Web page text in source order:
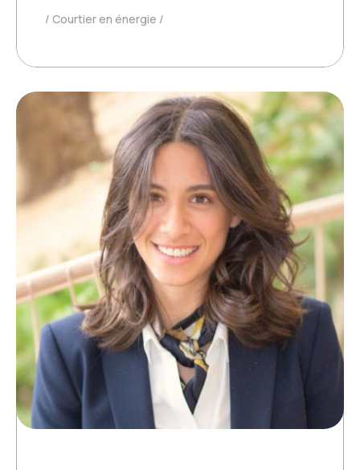
Courtier en énergie